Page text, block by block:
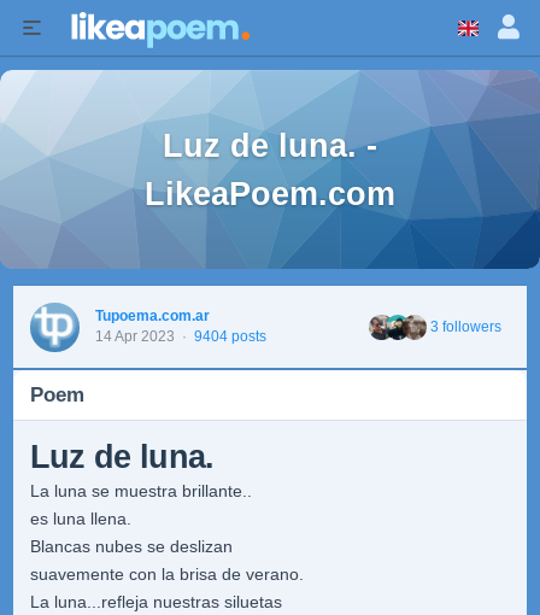
Luz de luna. -
LikeaPoem.com
Tupoema.com.ar
14 Apr 2023 · 9404 posts
3 followers
Poem
Luz de luna.
La luna se muestra brillante..
es luna llena.
Blancas nubes se deslizan
suavemente con la brisa de verano.
La luna...refleja nuestras siluetas